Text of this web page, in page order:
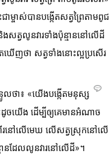
ជាម្ចាស់​បាន​បង្កើត​សត្វ​ព្រៃ​តាម​ពូជ​
សត្វ​លូន​វារ​ទាំង​ប៉ុន្មាន​នៅ​លើ​ដី
ឃើញ​ថា សត្វ​ទាំង​នោះ​ល្អ​ប្រសើរ​
ទូល​ថា៖ «យើង​បង្កើត​មនុស្ស
យើង ដើម្បី​ឲ្យ​គេ​មាន​អំណាច​
រ​នៅ​លើ​មេឃ លើ​សត្វ​ស្រុក​នៅ​លើ​
ន​ដែល​លូន​វារ​នៅ​លើ​ដី»។